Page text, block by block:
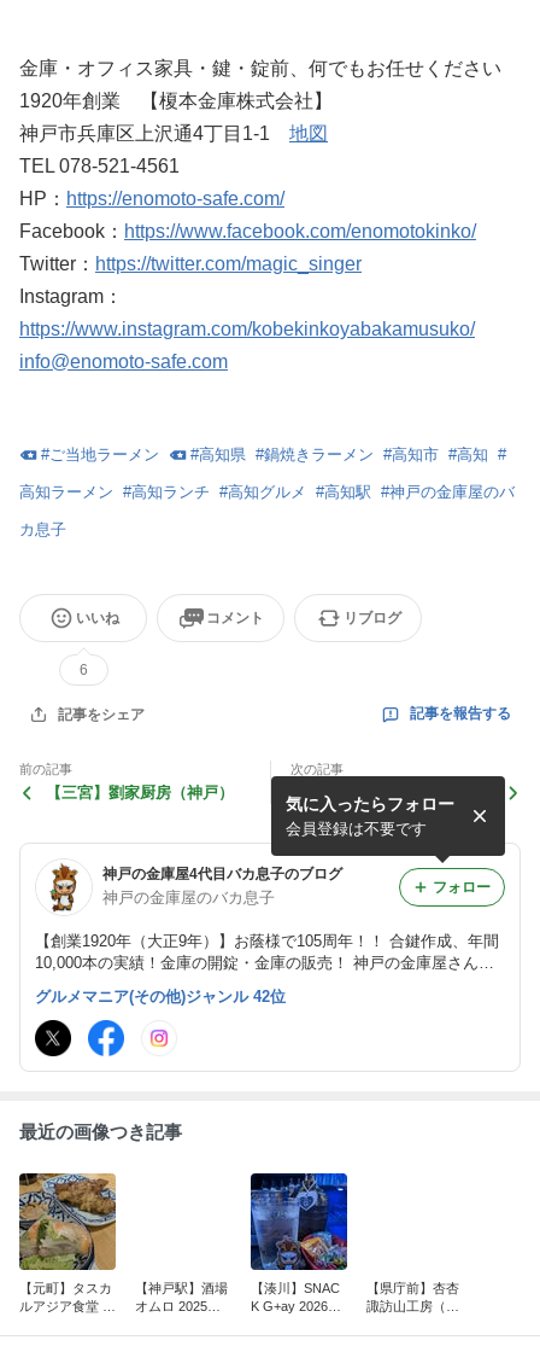
金庫・オフィス家具・鍵・錠前、何でもお任せください
1920年創業 【榎本金庫株式会社】
神戸市兵庫区上沢通4丁目1-1 地図
TEL 078-521-4561
HP： https://enomoto-safe.com/
Facebook： https://www.facebook.com/enomotokinko/
Twitter： https://twitter.com/magic_singer
Instagram：
https://www.instagram.com/kobekinkoyabakamusuko/
info@enomoto-safe.com
#ご当地ラーメン #高知県 #鍋焼きラーメン #高知市 #高知 #
高知ラーメン #高知ランチ #高知グルメ #高知駅 #神戸の金庫屋のバ
カ息子
いいね
6
コメント リブログ
記事をシェア 記事を報告する
前の記事
【三宮】劉家厨房（神戸）
次の記事
【湊川】おいしいからあげ
チキラボPLUS 湊川駅前店 2
026年5月18日オープン（神
戸）
神戸の金庫屋4代目バカ息子のブログ
神戸の金庫屋のバカ息子
【創業1920年（大正9年）】お蔭様で105周年！！ 合鍵作成、年間
10,000本の実績！金庫の開錠・金庫の販売！ 神戸の金庫屋さん、
る、食べ歩きグルメブログ！ 神戸グルメ ✖ 鉄道 ✖ 旅行 ✖ 競馬 ✖
お仕事ブログ
気に入ったらフォロー
会員登録は不要です
フォロー
グルメマニア(その他)ジャンル 42位
最近の画像つき記事
【元町】タスカ
ルアジア食堂 タ
【神戸駅】酒場
オムロ 2025年5
【湊川】SNAC
K G+ay 2026年
【県庁前】杏杏
諏訪山工房（シ